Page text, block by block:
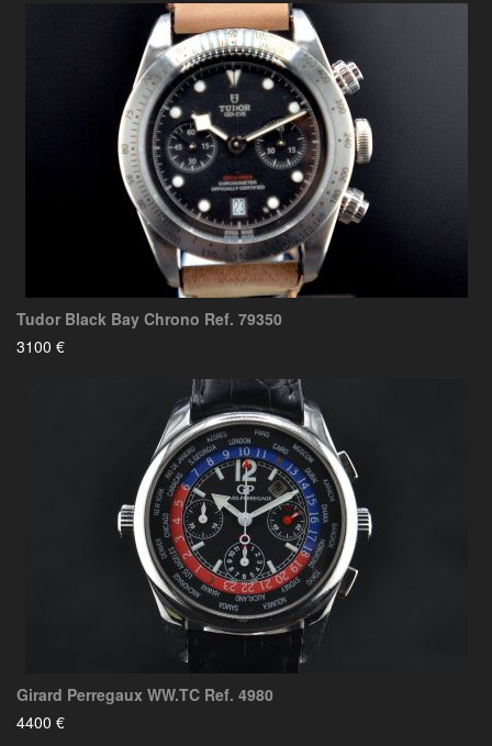
Tudor Black Bay Chrono Ref. 79350
3100 €
Girard Perregaux WW.TC Ref. 4980
4400 €